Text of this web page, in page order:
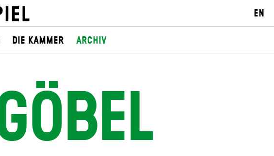
EN
Die Kammer Archiv